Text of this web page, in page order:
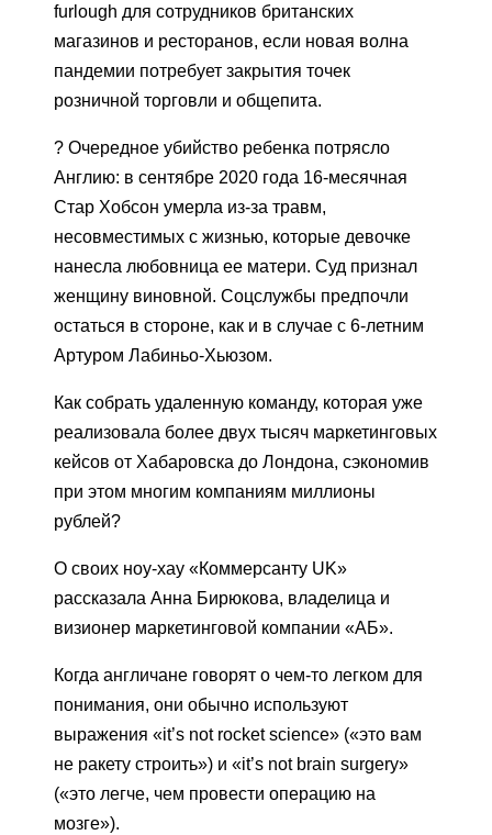
furlough для сотрудников британских
магазинов и ресторанов, если новая волна
пандемии потребует закрытия точек
розничной торговли и общепита.
? Очередное убийство ребенка потрясло
Англию: в сентябре 2020 года 16-месячная
Стар Хобсон умерла из-за травм,
несовместимых с жизнью, которые девочке
нанесла любовница ее матери. Суд признал
женщину виновной. Соцслужбы предпочли
остаться в стороне, как и в случае с 6-летним
Артуром Лабиньо-Хьюзом.
Как собрать удаленную команду, которая уже
реализовала более двух тысяч маркетинговых
кейсов от Хабаровска до Лондона, сэкономив
при этом многим компаниям миллионы
рублей?
О своих ноу-хау «Коммерсанту UK»
рассказала Анна Бирюкова, владелица и
визионер маркетинговой компании «АБ».
Когда англичане говорят о чем-то легком для
понимания, они обычно используют
выражения «it’s not rocket science» («это вам
не ракету строить») и «it’s not brain surgery»
(«это легче, чем провести операцию на
мозге»).